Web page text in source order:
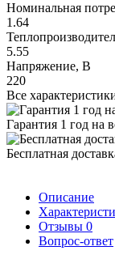
Номинальная
1.64
5.55
Напряжение, В
220
Все
Гарантия 1 год на
Бесплатная
Описание
Отзывы 0
Вопрос-ответ